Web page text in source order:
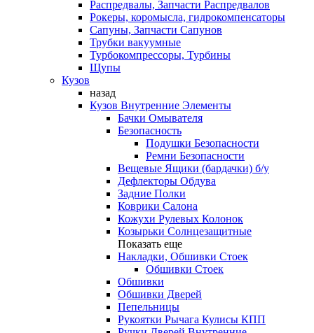
Распредвалы, Запчасти Распредвалов
Рокеры, коромысла, гидрокомпенсаторы
Сапуны, Запчасти Сапунов
Трубки вакуумные
Турбокомпрессоры, Турбины
Щупы
Кузов
назад
Кузов Внутренние Элементы
Бачки Омывателя
Безопасность
Подушки Безопасности
Ремни Безопасности
Вещевые Ящики (бардачки) б/у
Дефлекторы Обдува
Задние Полки
Коврики Салона
Кожухи Рулевых Колонок
Козырьки Солнцезащитные
Показать еще
Накладки, Обшивки Стоек
Обшивки Стоек
Обшивки
Обшивки Дверей
Пепельницы
Рукоятки Рычага Кулисы КПП